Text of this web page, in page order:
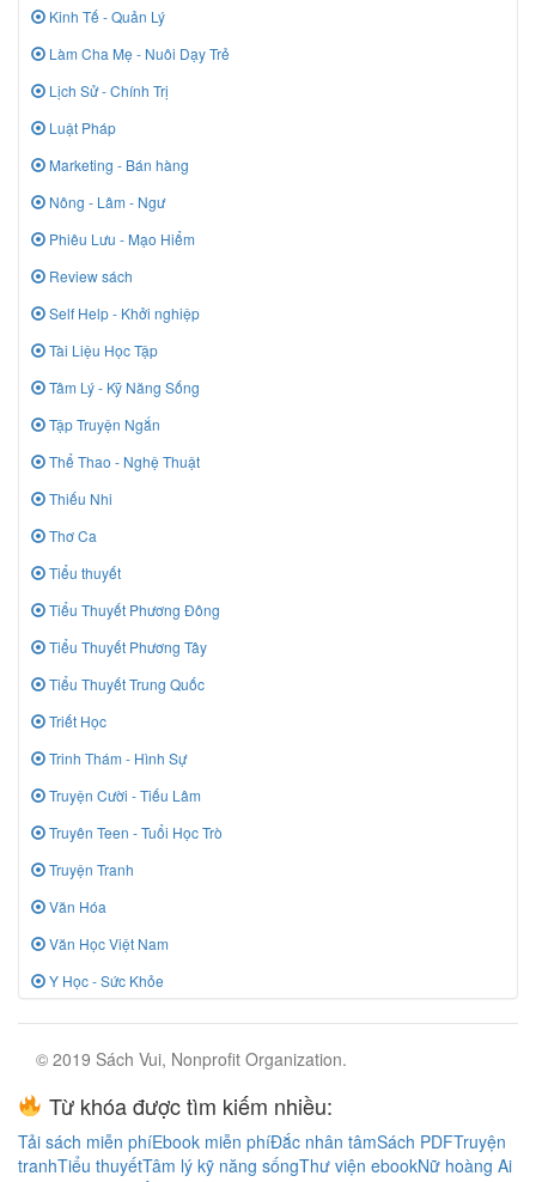
Kinh Tế - Quản Lý
Làm Cha Mẹ - Nuôi Dạy Trẻ
Lịch Sử - Chính Trị
Luật Pháp
Marketing - Bán hàng
Nông - Lâm - Ngư
Phiêu Lưu - Mạo Hiểm
Review sách
Self Help - Khởi nghiệp
Tài Liệu Học Tập
Tâm Lý - Kỹ Năng Sống
Tập Truyện Ngắn
Thể Thao - Nghệ Thuật
Thiếu Nhi
Thơ Ca
Tiểu thuyết
Tiểu Thuyết Phương Đông
Tiểu Thuyết Phương Tây
Tiểu Thuyết Trung Quốc
Triết Học
Trinh Thám - Hình Sự
Truyện Cười - Tiếu Lâm
Truyên Teen - Tuổi Học Trò
Truyện Tranh
Văn Hóa
Văn Học Việt Nam
Y Học - Sức Khỏe
© 2019 Sách Vui, Nonprofit Organization.
Từ khóa được tìm kiếm nhiều:
Tải sách miễn phíEbook miễn phíĐắc nhân tâmSách PDFTruyện
tranhTiểu thuyếtTâm lý kỹ năng sốngThư viện ebookNữ hoàng Ai